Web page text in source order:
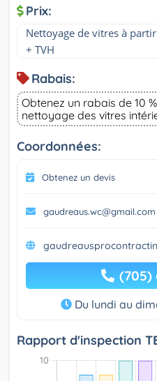
Prix:
Nettoyage de vitres à
+ TVH
Rabais:
Obtenez un rabais de 10
nettoyage des vitres
Coordonnées:
Obtenez un devis
gaudreaus.wc@gmail.com
(705)
Du lundi au
Rapport d'inspection